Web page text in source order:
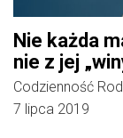
Nie każda
nie z jej
Codzienność
7 lipca 2019